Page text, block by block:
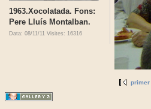
1963.Xocolatada. Fons:
Pere Lluís Montalban.
Data: 08/11/11 Visites: 16316
primer